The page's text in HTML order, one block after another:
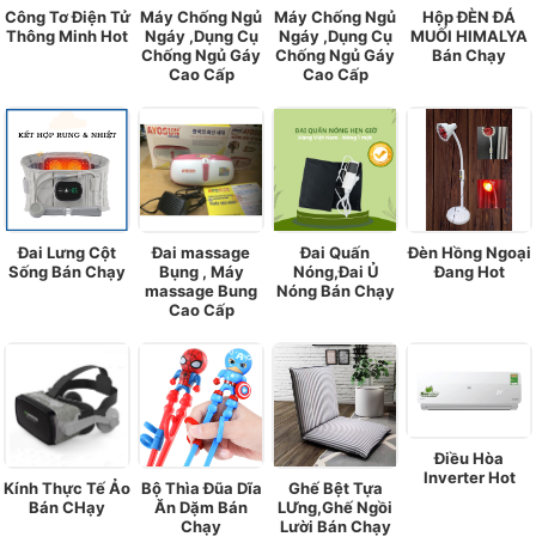
Công Tơ Điện Tử
Thông Minh Hot
Máy Chống Ngủ
Ngáy ,Dụng Cụ
Chống Ngủ Gáy
Cao Cấp
Máy Chống Ngủ
Ngáy ,Dụng Cụ
Chống Ngủ Gáy
Cao Cấp
Hộp ĐÈN ĐÁ
MUỐI HIMALYA
Bán Chạy
Đai Lưng Cột
Sống Bán Chạy
Đai massage
Bụng , Máy
massage Bung
Cao Cấp
Đai Quấn
Nóng,Đai Ủ
Nóng Bán Chạy
Đèn Hồng Ngoại
Đang Hot
Kính Thực Tế Ảo
Bán CHạy
Bộ Thìa Đũa Dĩa
Ăn Dặm Bán
Chạy
Ghế Bệt Tựa
LƯng,Ghế Ngồi
Lười Bán Chạy
Điều Hòa
Inverter Hot